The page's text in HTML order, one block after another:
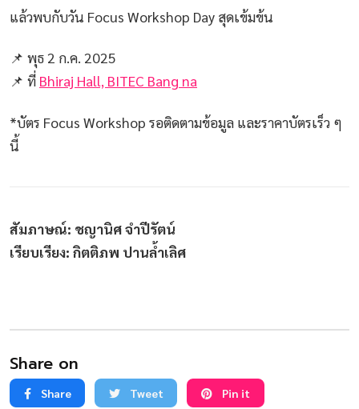
แล้วพบกับวัน Focus Workshop Day สุดเข้มข้น
📌 พุธ 2 ก.ค. 2025
📌 ที่ Bhiraj Hall, BITEC Bang na
*บัตร Focus Workshop รอติดตามข้อมูล และราคาบัตรเร็ว ๆ
นี้
สัมภาษณ์: ชญานิศ จำปีรัตน์
เรียบเรียง: กิตติภพ ปานล้ำเลิศ
Share on
Share Tweet Pin it